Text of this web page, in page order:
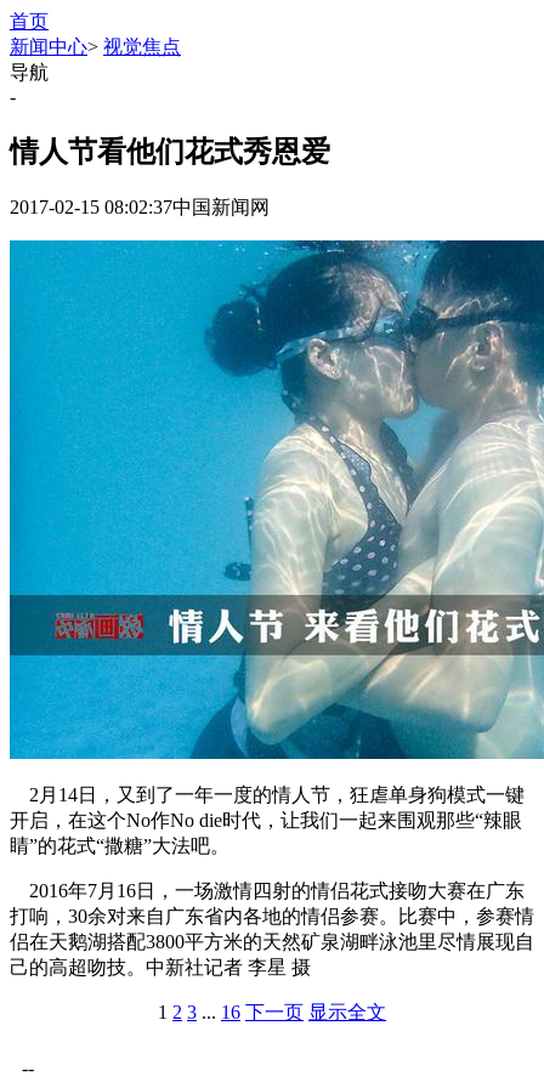
首页
新闻中心> 视觉焦点
导航
-
情人节看他们花式秀恩爱
2017-02-15 08:02:37中国新闻网
2月14日，又到了一年一度的情人节，狂虐单身狗模式一键
开启，在这个No作No die时代，让我们一起来围观那些“辣眼
睛”的花式“撒糖”大法吧。
2016年7月16日，一场激情四射的情侣花式接吻大赛在广东
打响，30余对来自广东省内各地的情侣参赛。比赛中，参赛情
侣在天鹅湖搭配3800平方米的天然矿泉湖畔泳池里尽情展现自
己的高超吻技。中新社记者 李星 摄
1 2 3 ... 16 下一页 显示全文
--